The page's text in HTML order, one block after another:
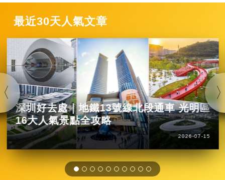
最近30天人氣文章
深圳好去處｜地鐵13號線北段通車 光明區
16大人氣景點全攻略
2026-07-15